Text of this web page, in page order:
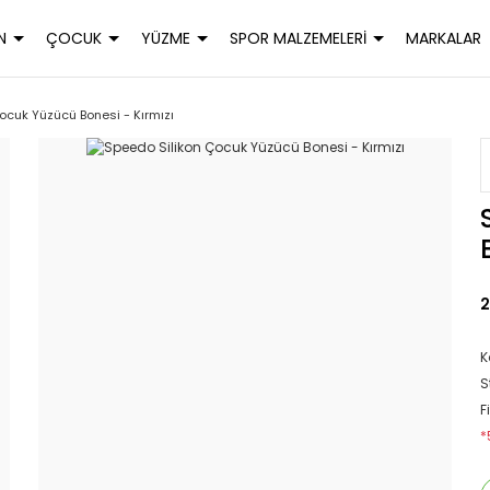
ÇOCUK YÜZME SPOR MALZEMELERİ MARKALAR
Yüzücü Bonesi - Kırmızı